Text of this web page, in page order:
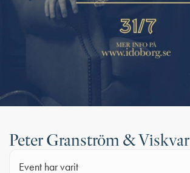
Peter Granström &
Event har varit